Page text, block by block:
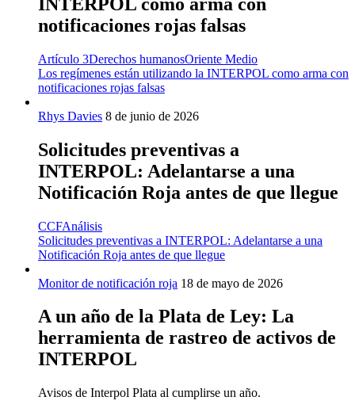
notificaciones rojas falsas
Artículo 3Derechos humanosOriente Medio
Los regímenes están utilizando la INTERPOL como arma con
notificaciones rojas falsas
Rhys Davies 8 de junio de 2026
Solicitudes preventivas a
INTERPOL: Adelantarse a una
Notificación Roja antes de que llegue
CCFAnálisis
Solicitudes preventivas a INTERPOL: Adelantarse a una
Notificación Roja antes de que llegue
Monitor de notificación roja 18 de mayo de 2026
A un año de la Plata de Ley: La
herramienta de rastreo de activos de
INTERPOL
Avisos de Interpol Plata al cumplirse un año.